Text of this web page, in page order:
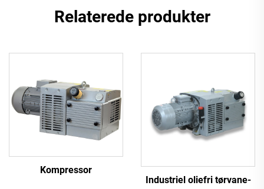
Relaterede produkter
Kompressor
Industriel oliefri tørvane-